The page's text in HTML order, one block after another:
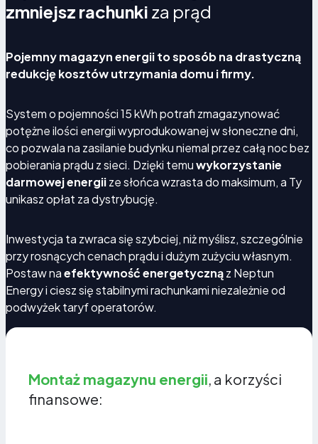
Przygotowanie domu na przyszłe potrzeby
energetyczne
Rosnące zapotrzebowanie na prąd (pompy ciepła,
infrastruktury, który podnosi wartość nieruchomości i
stabilizuje pracę instalacji PV.
zmniejsz rachunki za prąd
Pojemny magazyn energii to sposób na drastyczną
redukcję kosztów utrzymania domu i firmy.
System o pojemności 15 kWh potrafi zmagazynować
potężne ilości energii wyprodukowanej w słoneczne dni,
co pozwala na zasilanie budynku niemal przez całą noc bez
pobierania prądu z sieci. Dzięki temuwykorzystanie
darmowej energiize słońca wzrasta do maksimum, a Ty
unikasz opłat za dystrybucję.
Inwestycja ta zwraca się szybciej, niż myślisz, szczególnie
przy rosnących cenach prądu i dużym zużyciu własnym.
Postaw naefektywność energetycznąz Neptun
Energy i ciesz się stabilnymi rachunkami niezależnie od
podwyżek taryf operatorów.
Montaż magazynu energii, a korzyści
finansowe: